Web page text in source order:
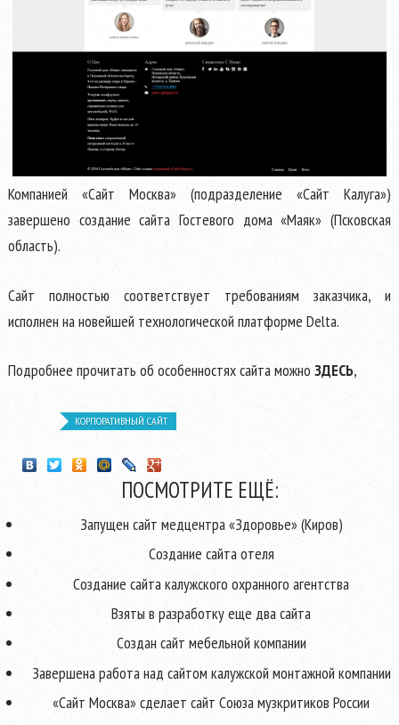
Компанией «Сайт Москва» (подразделение «Сайт Калуга»)
завершено создание сайта Гостевого дома «Маяк» (Псковская
область).
Сайт полностью соответствует требованиям заказчика, и
исполнен на новейшей технологической платформе Delta.
Подробнее прочитать об особенностях сайта можноЗДЕСЬ,
КОРПОРАТИВНЫЙ САЙТ
ПОСМОТРИТЕ ЕЩЁ:
Запущен сайт медцентра «Здоровье» (Киров)
Создание сайта отеля
Создание сайта калужского охранного агентства
Взяты в разработку еще два сайта
Создан сайт мебельной компании
Завершена работа над сайтом калужской монтажной компании
«Сайт Москва» сделает сайт Союза музкритиков России